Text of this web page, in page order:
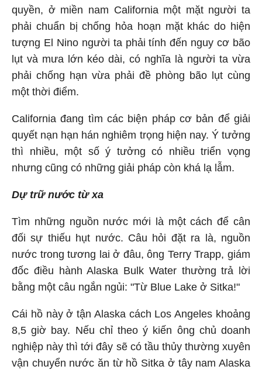
quyền, ở miền nam California một mặt người ta
phải chuẩn bị chống hỏa hoạn mặt khác do hiện
tượng El Nino người ta phải tính đến nguy cơ bão
lụt và mưa lớn kéo dài, có nghĩa là người ta vừa
phải chống hạn vừa phải đề phòng bão lụt cùng
một thời điểm.
California đang tìm các biện pháp cơ bản để giải
quyết nạn hạn hán nghiêm trọng hiện nay. Ý tưởng
thì nhiều, một số ý tưởng có nhiều triển vọng
nhưng cũng có những giải pháp còn khá lạ lẫm.
Dự trữ nước từ xa
Tìm những nguồn nước mới là một cách để cân
đối sự thiếu hụt nước. Câu hỏi đặt ra là, nguồn
nước trong tương lai ở đâu, ông Terry Trapp, giám
đốc điều hành Alaska Bulk Water thường trả lời
bằng một câu ngắn ngủi: "Từ Blue Lake ở Sitka!"
Cái hồ này ở tận Alaska cách Los Angeles khoảng
8,5 giờ bay. Nếu chỉ theo ý kiến ông chủ doanh
nghiệp này thì tới đây sẽ có tầu thủy thường xuyên
vận chuyển nước ăn từ hồ Sitka ở tây nam Alaska